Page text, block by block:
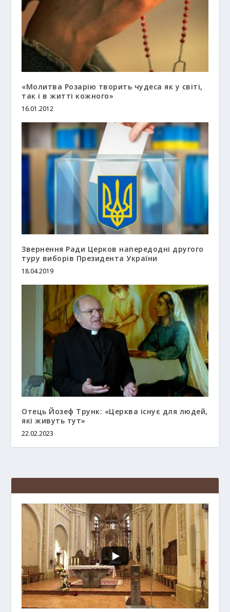
«Молитва Розарію творить чудеса як у світі,
так і в житті кожного»
16.01.2012
Звернення Ради Церков напередодні другого
туру виборів Президента України
18.04.2019
Отець Йозеф Трунк: «Церква існує для людей,
які живуть тут»
22.02.2023